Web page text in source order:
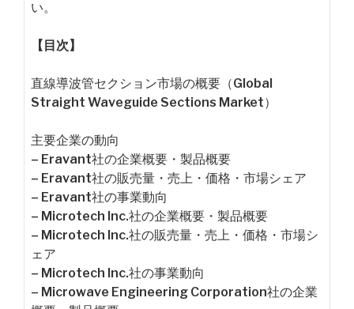
い。
【目次】
直線導波管セクション市場の概要（Global
Straight Waveguide Sections Market）
主要企業の動向
– Eravant社の企業概要・製品概要
– Eravant社の販売量・売上・価格・市場シェア
– Eravant社の事業動向
– Microtech Inc.社の企業概要・製品概要
– Microtech Inc.社の販売量・売上・価格・市場シ
ェア
– Microtech Inc.社の事業動向
– Microwave Engineering Corporation社の企業